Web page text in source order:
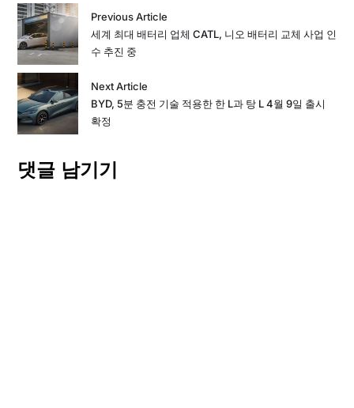
Previous Article
세계 최대 배터리 업체 CATL, 니오 배터리 교체 사업 인
수 추진 중
Next Article
BYD, 5분 충전 기술 적용한 한 L과 탕 L 4월 9일 출시
확정
댓글 남기기